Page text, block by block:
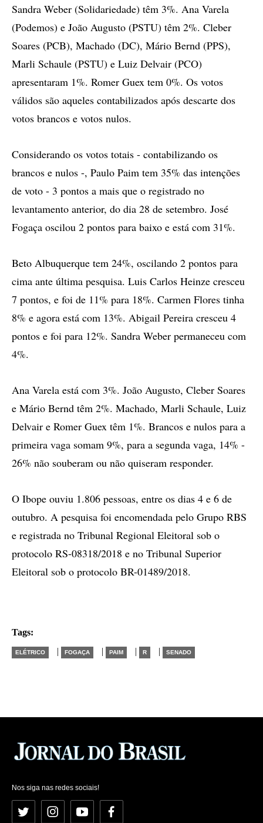
Sandra Weber (Solidariedade) têm 3%. Ana Varela
(Podemos) e João Augusto (PSTU) têm 2%. Cleber
Soares (PCB), Machado (DC), Mário Bernd (PPS),
Marli Schaule (PSTU) e Luiz Delvair (PCO)
apresentaram 1%. Romer Guex tem 0%. Os votos
válidos são aqueles contabilizados após descarte dos
votos brancos e votos nulos.
Considerando os votos totais - contabilizando os
brancos e nulos -, Paulo Paim tem 35% das intenções
de voto - 3 pontos a mais que o registrado no
levantamento anterior, do dia 28 de setembro. José
Fogaça oscilou 2 pontos para baixo e está com 31%.
Beto Albuquerque tem 24%, oscilando 2 pontos para
cima ante última pesquisa. Luis Carlos Heinze cresceu
7 pontos, e foi de 11% para 18%. Carmen Flores tinha
8% e agora está com 13%. Abigail Pereira cresceu 4
pontos e foi para 12%. Sandra Weber permaneceu com
4%.
Ana Varela está com 3%. João Augusto, Cleber Soares
e Mário Bernd têm 2%. Machado, Marli Schaule, Luiz
Delvair e Romer Guex têm 1%. Brancos e nulos para a
primeira vaga somam 9%, para a segunda vaga, 14% -
26% não souberam ou não quiseram responder.
O Ibope ouviu 1.806 pessoas, entre os dias 4 e 6 de
outubro. A pesquisa foi encomendada pelo Grupo RBS
e registrada no Tribunal Regional Eleitoral sob o
protocolo RS-08318/2018 e no Tribunal Superior
Eleitoral sob o protocolo BR-01489/2018.
Tags:
ELÉTRICO | FOGAÇA | PAIM | R | SENADO
Nos siga nas redes sociais!
Twitter InstagramYouTubeFacebook